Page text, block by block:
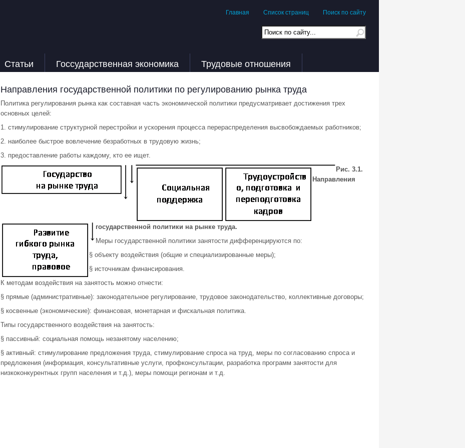
Главная Список страниц Поиск по сайту
Статьи Госсударственная экономика Трудовые отношения
Направления государственной политики по регулированию рынка труда
Политика регулирования рынка как составная часть экономической политики предусматривает достижения трех
основных целей:
1. стимулирование структурной перестройки и ускорения процесса перераспределения высвобождаемых работников;
2. наиболее быстрое вовлечение безработных в трудовую жизнь;
3. предоставление работы каждому, кто ее ищет.
Рис. 3.1.
Направления
государственной политики на рынке труда.
Меры государственной политики занятости дифференцируются по:
§ объекту воздействия (общие и специализированные меры);
§ источникам финансирования.
К методам воздействия на занятость можно отнести:
§ прямые (административные): законодательное регулирование, трудовое законодательство, коллективные договоры;
§ косвенные (экономические): финансовая, монетарная и фискальная политика.
Типы государственного воздействия на занятость:
§ пассивный: социальная помощь незанятому населению;
§ активный: стимулирование предложения труда, стимулирование спроса на труд, меры по согласованию спроса и
предложения (информация, консультативные услуги, профконсультации, разработка программ занятости для
низкоконкурентных групп населения и т.д.), меры помощи регионам и т.д.